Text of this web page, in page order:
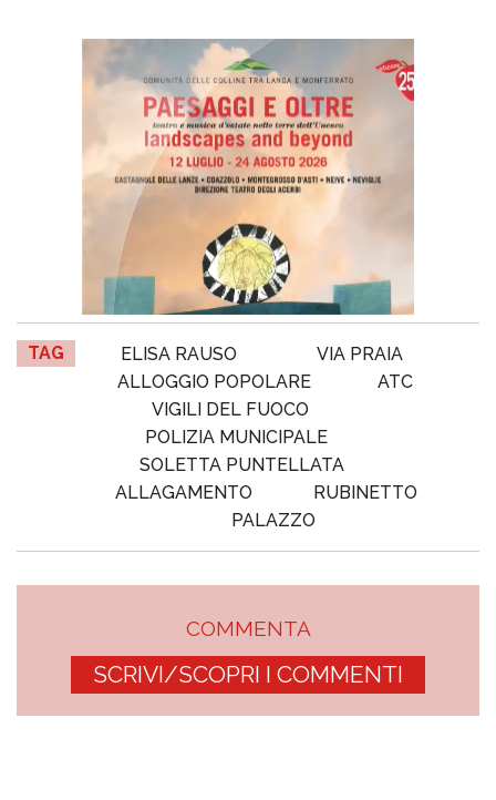
TAG ELISA RAUSO
VIA PRAIA
ALLOGGIO POPOLARE
ATC
VIGILI DEL FUOCO
POLIZIA MUNICIPALE
SOLETTA PUNTELLATA
ALLAGAMENTO
RUBINETTO
PALAZZO
COMMENTA
SCRIVI/SCOPRI I COMMENTI